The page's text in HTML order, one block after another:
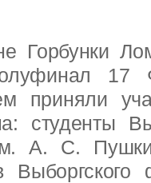
Горбунки
17
приняли
студенты
А. С.